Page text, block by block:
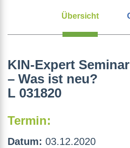
Übersicht
KIN-Expert
– Was ist neu?
L 031820
Termin:
Datum: 03.12.2020